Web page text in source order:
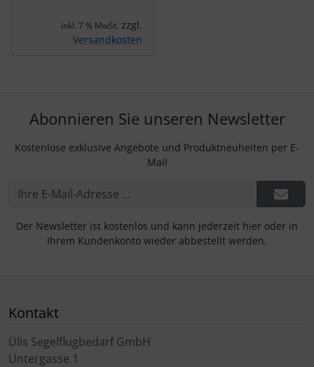
inkl. 7 % MwSt. zzgl.
Versandkosten
Abonnieren Sie unseren Newsletter
Kostenlose exklusive Angebote und Produktneuheiten per E-
Mail
Der Newsletter ist kostenlos und kann jederzeit hier oder in
Ihrem Kundenkonto wieder abbestellt werden.
Kontakt
Ülis Segelflugbedarf GmbH
Untergasse 1